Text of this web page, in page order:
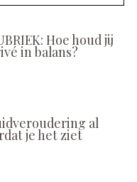
Hoe houd jij
in balans?
al
je het ziet